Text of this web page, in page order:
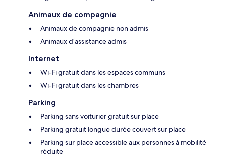
Animaux de compagnie
Animaux de compagnie non admis
Animaux d’assistance admis
Internet
Wi-Fi gratuit dans les espaces communs
Wi-Fi gratuit dans les chambres
Parking
Parking sans voiturier gratuit sur place
Parking gratuit longue durée couvert sur place
Parking sur place accessible aux personnes à mobilité
réduite